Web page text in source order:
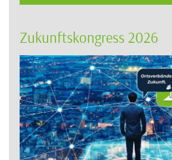
Zukunftskongress 2026